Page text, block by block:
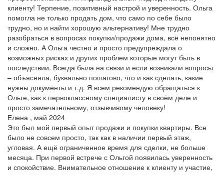
клиенту! Терпение, позитивный настрой и уверенность. Ольга
помогла не только продать дом, что само по себе было
трудно, но и найти хорошую альтернативу! Мне трудно
разобраться в вопросах покупки/продажи дома, всё непонятно
и сложно. А Ольга честно и просто предупреждала о
возможных рисках и других проблем которые могут быть в
последствии. Всегда была на связи и если возникали вопросы
– объясняла, буквально пошагово, что и как сделать, какие
нужны документы и т.д. Я всем рекомендую обращаться к
Ольге, как к первоклассному специалисту в своём деле и
просто замечательному, отзывчивому человеку!
Елена , май 2024
Это был мой первый опыт продажи и покупки квартиры. Все
было не совсем просто, так как в наличии первый этаж,
угловая. А ещё ограниченное время для сделки, не больше
месяца. При первой встрече с Ольгой появилась уверенность
и спокойствие. Внимательное отношение к клиенту и участие,